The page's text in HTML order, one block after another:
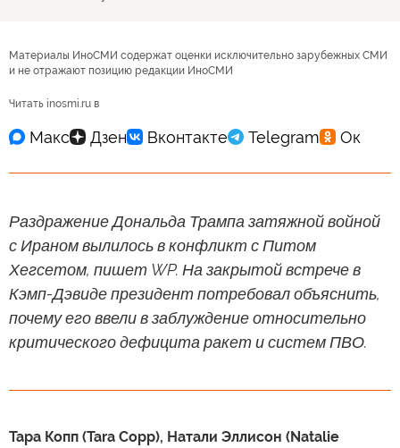
Материалы ИноСМИ содержат оценки исключительно зарубежных СМИ
и не отражают позицию редакции ИноСМИ
Читать inosmi.ru в
Раздражение Дональда Трампа затяжной войной
с Ираном вылилось в конфликт с Питом
Хегсетом, пишет WP. На закрытой встрече в
Кэмп-Дэвиде президент потребовал объяснить,
почему его ввели в заблуждение относительно
критического дефицита ракет и систем ПВО.
Тара Копп (Tara Copp), Натали Эллисон (Natalie